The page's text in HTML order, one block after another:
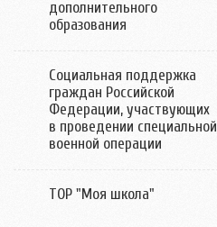
дополнительного
образования
Социальная поддержка
граждан Российской
Федерации, участвующих
в проведении специальной
военной операции
ТОР "Моя школа"